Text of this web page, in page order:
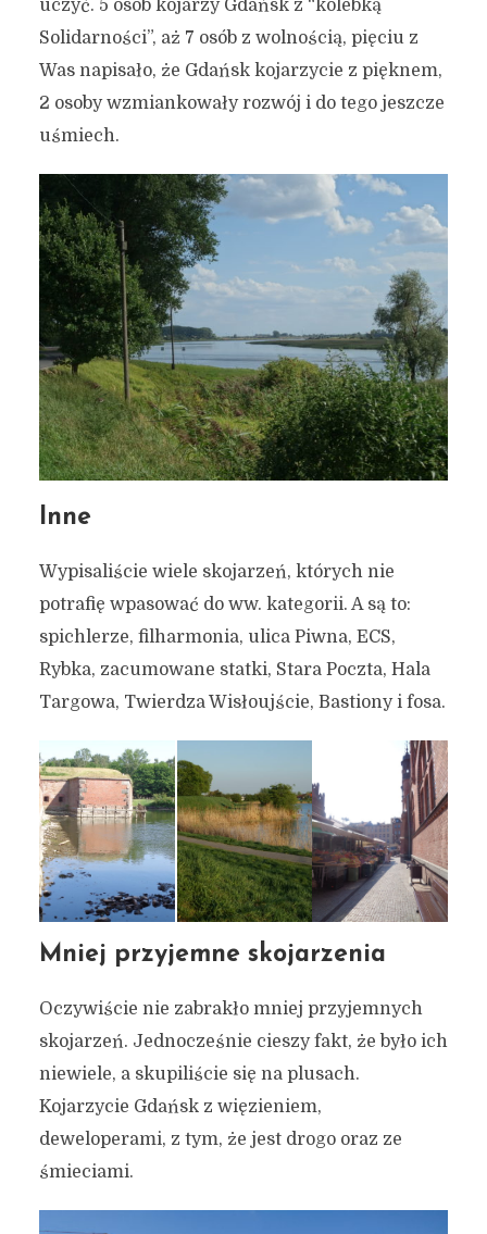
uczyć. 5 osób kojarzy Gdańsk z “kolebką
Solidarności”, aż 7 osób z wolnością, pięciu z
Was napisało, że Gdańsk kojarzycie z pięknem,
2 osoby wzmiankowały rozwój i do tego jeszcze
uśmiech.
Inne
Wypisaliście wiele skojarzeń, których nie
potrafię wpasować do ww. kategorii. A są to:
spichlerze, filharmonia, ulica Piwna, ECS,
Rybka, zacumowane statki, Stara Poczta, Hala
Targowa, Twierdza Wisłoujście, Bastiony i fosa.
Mniej przyjemne skojarzenia
Oczywiście nie zabrakło mniej przyjemnych
skojarzeń. Jednocześnie cieszy fakt, że było ich
niewiele, a skupiliście się na plusach.
Kojarzycie Gdańsk z więzieniem,
deweloperami, z tym, że jest drogo oraz ze
śmieciami.